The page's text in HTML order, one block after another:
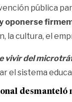
pública
la cultura, el
vivir del
el sistema
desmanteló